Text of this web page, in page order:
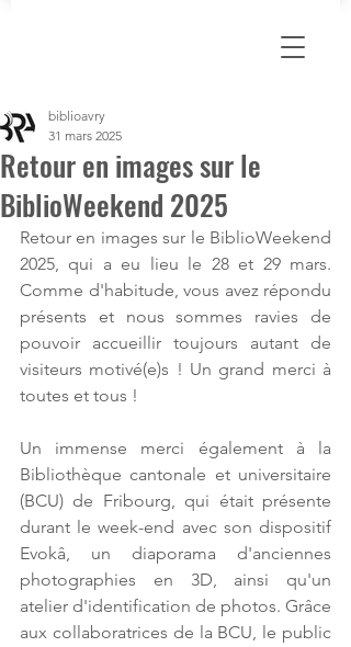
Retour en images sur le
BiblioWeekend 2025
biblioavry
31 mars 2025
Retour en images sur le BiblioWeekend
2025, qui a eu lieu le 28 et 29 mars.
Comme d'habitude, vous avez répondu
présents et nous sommes ravies de
pouvoir accueillir toujours autant de
visiteurs motivé(e)s ! Un grand merci à
toutes et tous !
Un immense merci également à la
Bibliothèque cantonale et universitaire
(BCU) de Fribourg, qui était présente
durant le week-end avec son dispositif
Evokâ, un diaporama d'anciennes
photographies en 3D, ainsi qu'un
atelier d'identification de photos. Grâce
aux collaboratrices de la BCU, le public